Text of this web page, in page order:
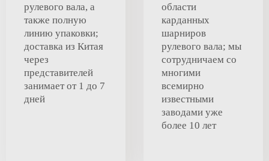
рулевого вала, а
также полную
линию упаковки;
доставка из Китая
через
представителей
занимает от 1 до 7
дней
области
карданных
шарниров
рулевого вала; мы
сотрудничаем со
многими
всемирно
известными
заводами уже
более 10 лет